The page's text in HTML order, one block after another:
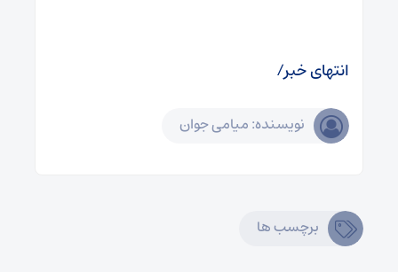
انتهای خبر/
نویسنده: میامی جوان
برچسب ها